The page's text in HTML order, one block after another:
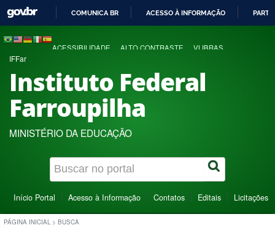
COMUNICA BR ACESSO À INFORMAÇÃO
ACESSIBILIDADE ALTO CONTRASTE VLIBRAS
IFFar
Instituto Federal
Farroupilha
MINISTÉRIO DA EDUCAÇÃO
Início Portal Acesso à Informação Contatos Editais Licitações
PÁGINA INICIAL > BUSCA